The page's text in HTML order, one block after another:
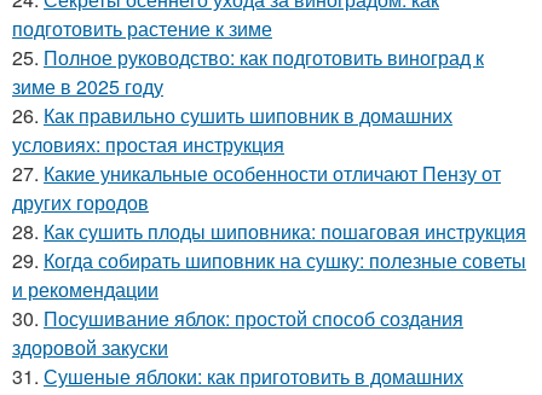
подготовить растение к зиме
25. Полное руководство: как подготовить виноград к
зиме в 2025 году
26. Как правильно сушить шиповник в домашних
условиях: простая инструкция
27. Какие уникальные особенности отличают Пензу от
других городов
28. Как сушить плоды шиповника: пошаговая инструкция
29. Когда собирать шиповник на сушку: полезные советы
и рекомендации
30. Посушивание яблок: простой способ создания
здоровой закуски
31. Сушеные яблоки: как приготовить в домашних